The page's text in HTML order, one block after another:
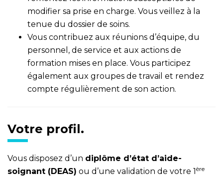
modifier sa prise en charge. Vous veillez à la
tenue du dossier de soins.
Vous contribuez aux réunions d’équipe, du
personnel, de service et aux actions de
formation mises en place. Vous participez
également aux groupes de travail et rendez
compte régulièrement de son action.
Votre profil.
Vous disposez d’un diplôme d’état d’aide-
soignant (DEAS) ou d’une validation de votre 1ère